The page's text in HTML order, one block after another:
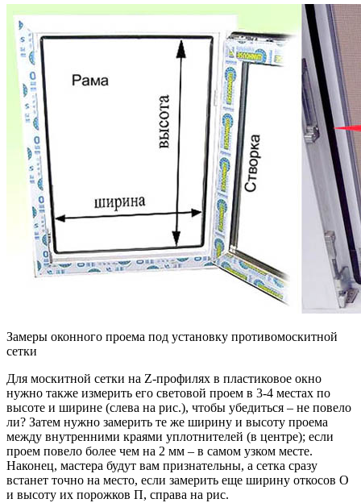
Замеры оконного проема под установку противомоскитной
сетки
Для москитной сетки на Z-профилях в пластиковое окно
нужно также измерить его световой проем в 3-4 местах по
высоте и ширине (слева на рис.), чтобы убедиться – не повело
ли? Затем нужно замерить те же ширину и высоту проема
между внутренними краями уплотнителей (в центре); если
проем повело более чем на 2 мм – в самом узком месте.
Наконец, мастера будут вам признательны, а сетка сразу
встанет точно на место, если замерить еще ширину откосов О
и высоту их порожков П, справа на рис.